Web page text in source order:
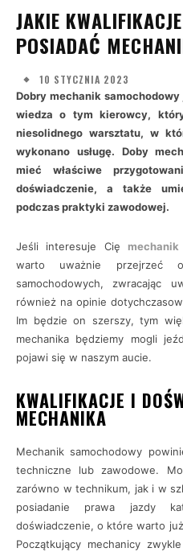
JAKIE
POSIADAĆ
10 STYCZNIA 2023
Dobry mechanik
wiedza o tym kierowcy,
niesolidnego warsztatu, w
wykonano usługę. Doby
mieć właściwe
doświadczenie, a także
podczas praktyki zawodowej.
Jeśli interesuje Cię
warto uważnie przejrzeć
samochodowych, zwracając
również na opinie
Im będzie on szerszy, tym
mechanika będziemy mogli
pojawi się w naszym aucie.
KWALIFIKACJE I
MECHANIKA
Mechanik samochodowy
techniczne lub zawodowe.
zarówno w technikum, jak i w
posiadanie prawa jazdy
doświadczenie, o które warto
Początkujący mechanicy